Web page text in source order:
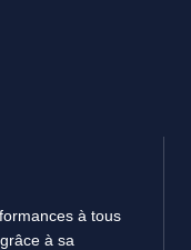
à tous
à sa